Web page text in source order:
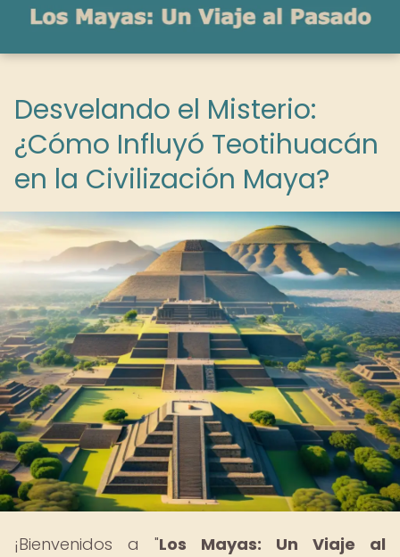
Desvelando el Misterio:
¿Cómo Influyó Teotihuacán
en la Civilización Maya?
¡Bienvenidos a "Los Mayas: Un Viaje al